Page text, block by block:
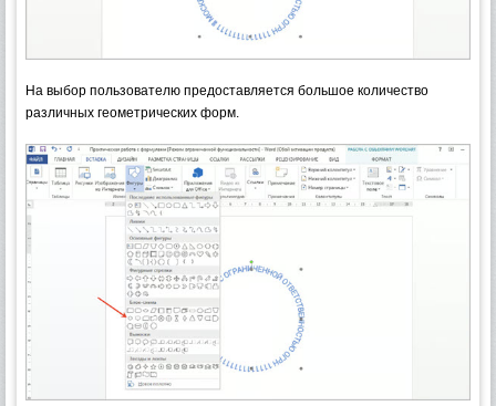
На выбор пользователю предоставляется большое количество
различных геометрических форм.